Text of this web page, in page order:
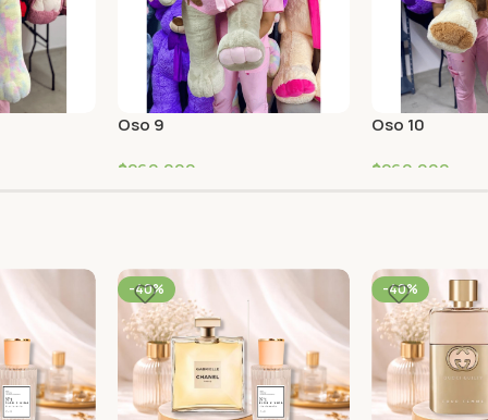
Oso 9
$260,000
Oso 10
$260,000
-40% -40%